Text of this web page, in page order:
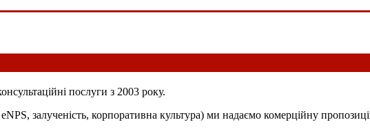
послуги з 2003 року.
залученість, корпоративна культура) ми надаємо комерційну